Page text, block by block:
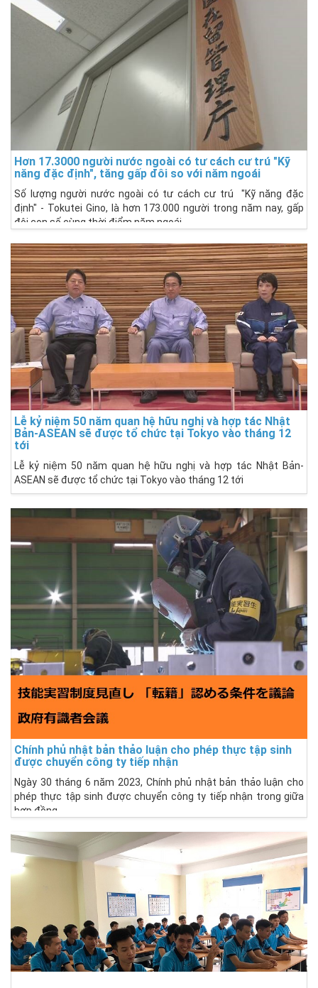
Hơn 17.3000 người nước ngoài có tư cách cư trú "Kỹ
năng đặc định", tăng gấp đôi so với năm ngoái
Số lượng người nước ngoài có tư cách cư trú "Kỹ năng đặc
định" - Tokutei Gino, là hơn 173.000 người trong năm nay, gấp
đôi con số cùng thời điểm năm ngoái.
Lễ kỷ niệm 50 năm quan hệ hữu nghị và hợp tác Nhật
Bản-ASEAN sẽ được tổ chức tại Tokyo vào tháng 12
tới
Lễ kỷ niệm 50 năm quan hệ hữu nghị và hợp tác Nhật Bản-
ASEAN sẽ được tổ chức tại Tokyo vào tháng 12 tới
Chính phủ nhật bản thảo luận cho phép thực tập sinh
được chuyển công ty tiếp nhận
Ngày 30 tháng 6 năm 2023, Chính phủ nhật bản thảo luận cho
phép thực tập sinh được chuyển công ty tiếp nhận trong giữa
hợp đồng.